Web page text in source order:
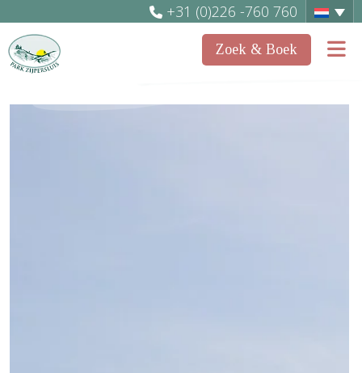
+31 (0)226 -760 760
Zoek & Boek